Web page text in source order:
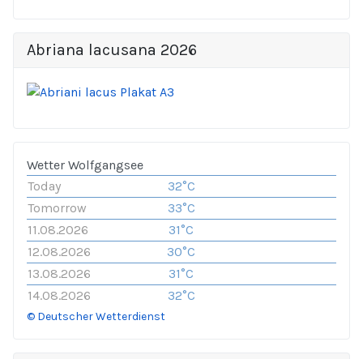
Abriana lacusana 2026
Wetter Wolfgangsee
Today
32°C
Tomorrow
33°C
11.08.2026
31°C
12.08.2026
30°C
13.08.2026
31°C
14.08.2026
32°C
© Deutscher Wetterdienst